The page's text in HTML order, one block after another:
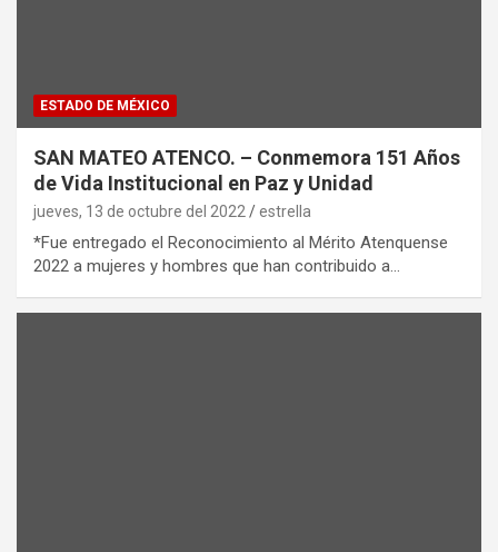
ESTADO DE MÉXICO
SAN MATEO ATENCO. – Conmemora 151 Años
de Vida Institucional en Paz y Unidad
jueves, 13 de octubre del 2022 estrella
*Fue entregado el Reconocimiento al Mérito Atenquense
2022 a mujeres y hombres que han contribuido a…